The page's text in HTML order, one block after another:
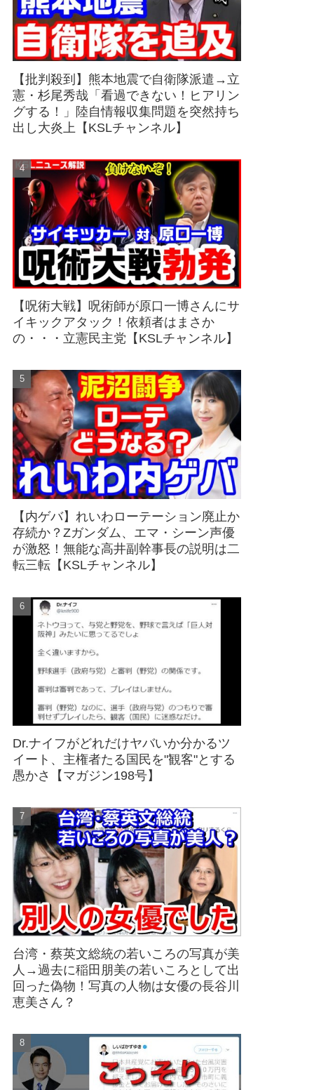
【批判殺到】熊本地震で自衛隊派遣→立
憲・杉尾秀哉「看過できない！ヒアリン
グする！」陸自情報収集問題を突然持ち
出し大炎上【KSLチャンネル】
【呪術大戦】呪術師が原口一博さんにサ
イキックアタック！依頼者はまさか
の・・・立憲民主党【KSLチャンネル】
【内ゲバ】れいわローテーション廃止か
存続か？Zガンダム、エマ・シーン声優
が激怒！無能な高井副幹事長の説明は二
転三転【KSLチャンネル】
Dr.ナイフがどれだけヤバいか分かるツ
イート、主権者たる国民を"観客"とする
愚かさ【マガジン198号】
台湾・蔡英文総統の若いころの写真が美
人→過去に稲田朋美の若いころとして出
回った偽物！写真の人物は女優の長谷川
恵美さん？